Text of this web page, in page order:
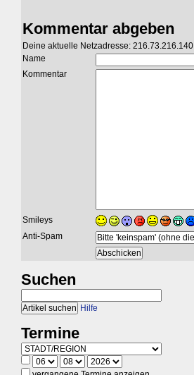
Kommentar abgeben
Deine aktuelle Netzadresse: 216.73.216.140
Name
Kommentar
Smileys
Anti-Spam
Suchen
Hilfe
Termine